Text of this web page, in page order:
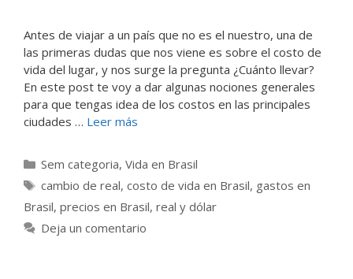
Antes de viajar a un país que no es el nuestro, una de
las primeras dudas que nos viene es sobre el costo de
vida del lugar, y nos surge la pregunta ¿Cuánto llevar?
En este post te voy a dar algunas nociones generales
para que tengas idea de los costos en las principales
ciudades … Leer más
Categorías
Sem categoria, Vida en Brasil
Etiquetas
cambio de real, costo de vida en Brasil, gastos en
Brasil, precios en Brasil, real y dólar
Deja un comentario